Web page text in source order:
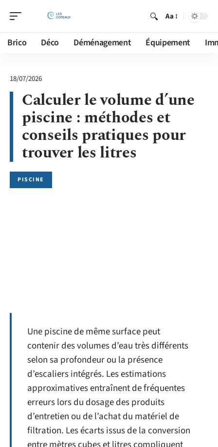
Aa
Brico Déco Déménagement Équipement
18/07/2026
Calculer le volume d’une
piscine : méthodes et
conseils pratiques pour
trouver les litres
PISCINE
Une piscine de même surface peut
contenir des volumes d’eau très différents
selon sa profondeur ou la présence
d’escaliers intégrés. Les estimations
approximatives entraînent de fréquentes
erreurs lors du dosage des produits
d’entretien ou de l’achat du matériel de
filtration. Les écarts issus de la conversion